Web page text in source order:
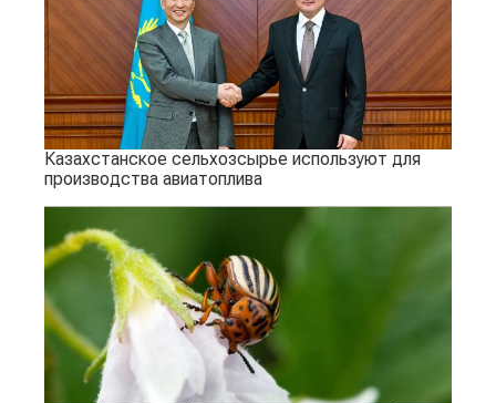
Казахстанское сельхозсырье используют для
производства авиатоплива